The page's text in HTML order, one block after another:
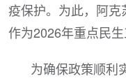
疫保护。为此，阿
作为2026年重点民生
为确保政策顺利